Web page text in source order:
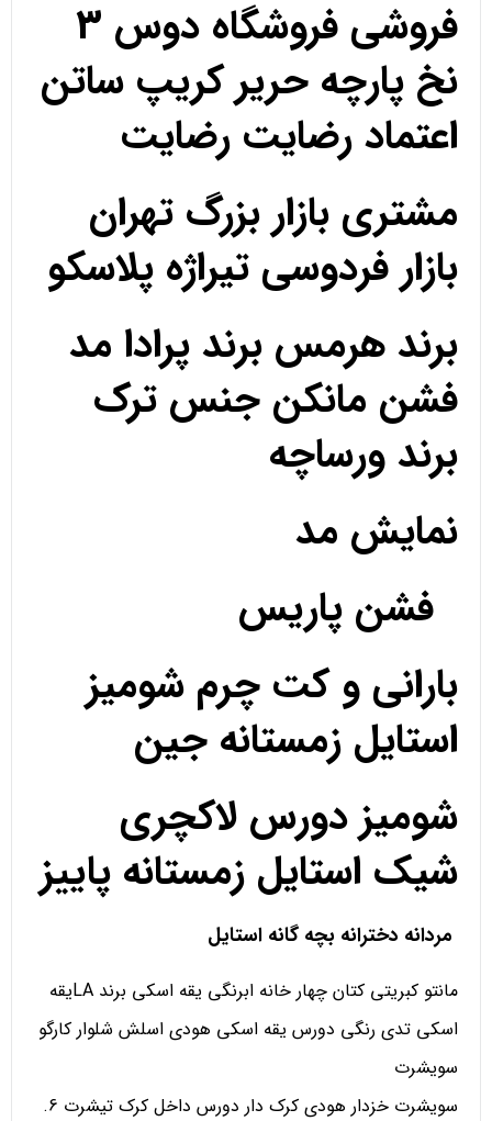
فروشی فروشگاه دوس 3
نخ پارچه حریر کریپ ساتن
اعتماد رضایت رضایت
مشتری بازار بزرگ تهران
بازار فردوسی تیراژه پلاسکو
برند هرمس برند پرادا مد
فشن مانکن جنس ترک
برند ورساچه
نمایش مد
فشن پاریس
بارانی و کت چرم شومیز
استایل زمستانه جین
شومیز دورس لاکچری
شیک استایل زمستانه پاییز
مردانه دخترانه بچه گانه استایل
مانتو کبریتی کتان چهار خانه ابرنگی یقه اسکی برند LAیقه
اسکی تدی رنگی دورس یقه اسکی هودی اسلش شلوار کارگو
سویشرت
سویشرت خزدار هودی کرک دار دورس داخل کرک تیشرت 6.